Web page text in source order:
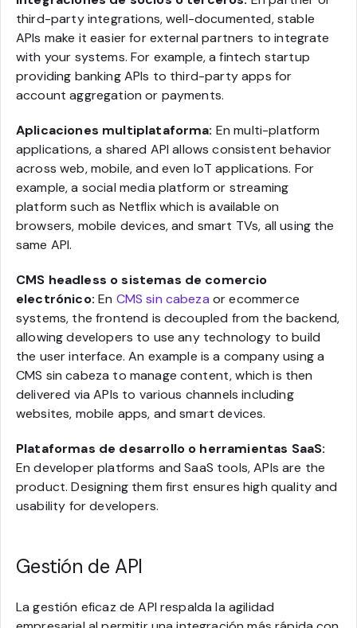
third-party integrations, well-documented, stable
APIs make it easier for external partners to integrate
with your systems. For example, a fintech startup
providing banking APIs to third-party apps for
account aggregation or payments.
Aplicaciones multiplataforma: En multi-platform
applications, a shared API allows consistent behavior
across web, mobile, and even IoT applications. For
example, a social media platform or streaming
platform such as Netflix which is available on
browsers, mobile devices, and smart TVs, all using the
same API.
CMS headless o sistemas de comercio
electrónico: En CMS sin cabeza or ecommerce
systems, the frontend is decoupled from the backend,
allowing developers to use any technology to build
the user interface. An example is a company using a
CMS sin cabeza to manage content, which is then
delivered via APIs to various channels including
websites, mobile apps, and smart devices.
Plataformas de desarrollo o herramientas SaaS:
En developer platforms and SaaS tools, APIs are the
product. Designing them first ensures high quality and
usability for developers.
Gestión de API
La gestión eficaz de API respalda la agilidad